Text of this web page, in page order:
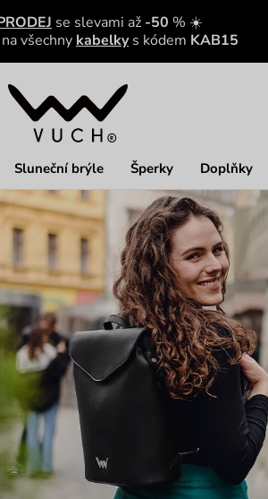
se slevami až -50 % ☀️
na všechny kabelkys kódem KAB15
Sluneční brýle Šperky Doplňky